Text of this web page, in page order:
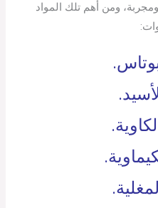
ومن أهم تلك المواد